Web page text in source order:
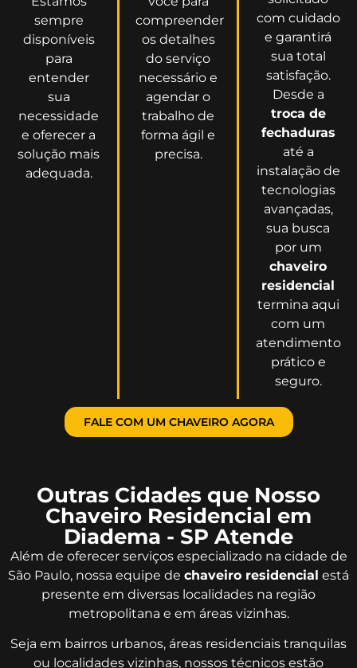
sempre
disponíveis
para
entender
sua
necessidade
e oferecer a
solução mais
adequada.
compreender
os detalhes
do serviço
necessário e
agendar o
trabalho de
forma ágil e
precisa.
com cuidado
e garantirá
sua total
satisfação.
Desde a
troca de
fechaduras
até a
instalação de
tecnologias
avançadas,
sua busca
por um
chaveiro
residencial
termina aqui
com um
atendimento
prático e
seguro.
FALE COM UM CHAVEIRO AGORA
Outras Cidades que Nosso
Chaveiro Residencial em
Diadema - SP Atende
Além de oferecer serviços especializado na cidade de
São Paulo, nossa equipe de chaveiro residencial está
presente em diversas localidades na região
metropolitana e em áreas vizinhas.
Seja em bairros urbanos, áreas residenciais tranquilas
ou localidades vizinhas, nossos técnicos estão